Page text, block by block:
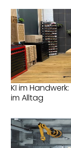
KI im
im Alltag